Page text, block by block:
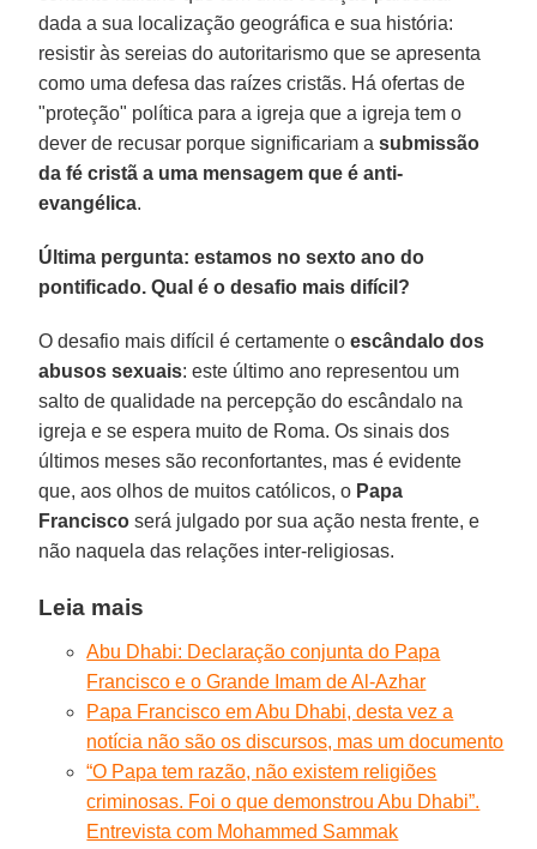
dada a sua localização geográfica e sua história:
resistir às sereias do autoritarismo que se apresenta
como uma defesa das raízes cristãs. Há ofertas de
"proteção" política para a igreja que a igreja tem o
dever de recusar porque significariam asubmissão
da fé cristã a uma mensagem que é anti-
evangélica.
Última pergunta: estamos no sexto ano do
pontificado. Qual é o desafio mais difícil?
O desafio mais difícil é certamente oescândalo dos
abusos sexuais: este último ano representou um
salto de qualidade na percepção do escândalo na
igreja e se espera muito de Roma. Os sinais dos
últimos meses são reconfortantes, mas é evidente
que, aos olhos de muitos católicos, o Papa
Francisco será julgado por sua ação nesta frente, e
não naquela das relações inter-religiosas.
Leia mais
Abu Dhabi: Declaração conjunta do Papa
Francisco e o Grande Imam de Al-Azhar
Papa Francisco em Abu Dhabi, desta vez a
notícia não são os discursos, mas um documento
“O Papa tem razão, não existem religiões
criminosas. Foi o que demonstrou Abu Dhabi”.
Entrevista com Mohammed Sammak